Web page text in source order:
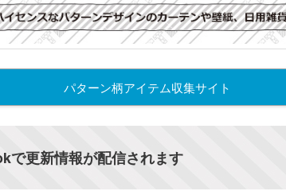
パターン柄アイテム収集サイト
で更新情報が配信されます